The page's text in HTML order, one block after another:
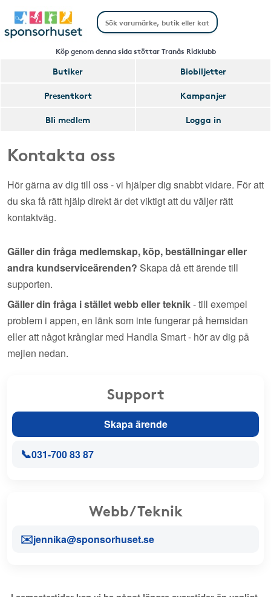
Köp genom denna sida stöttar Tranås Ridklubb
Butiker
Biobiljetter
Presentkort
Kampanjer
Bli medlem
Logga in
Kontakta oss
Hör gärna av dig till oss - vi hjälper dig snabbt vidare. För att
du ska få rätt hjälp direkt är det viktigt att du väljer rätt
kontaktväg.
Gäller din fråga medlemskap, köp, beställningar eller
andra kundserviceärenden? Skapa då ett ärende till
supporten.
Gäller din fråga i stället webb eller teknik- till exempel
problem i appen, en länk som inte fungerar på hemsidan
eller att något krånglar med Handla Smart - hör av dig på
mejlen nedan.
Support
Skapa ärende
📞031-700 83 87
Webb/Teknik
✉️jennika@sponsorhuset.se